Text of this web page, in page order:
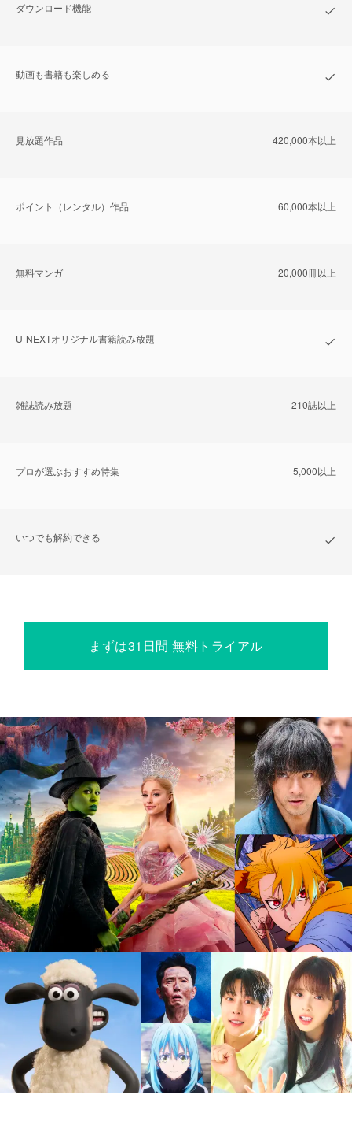
ダウンロード機能
動画も書籍も楽しめる
⾒放題作品 420,000本以上
ポイント（レンタル）作品 60,000本以上
無料マンガ 20,000冊以上
U-NEXTオリジナル書籍読み放題
雑誌読み放題 210誌以上
プロが選ぶおすすめ特集 5,000以上
いつでも解約できる
まずは31日間 無料トライアル